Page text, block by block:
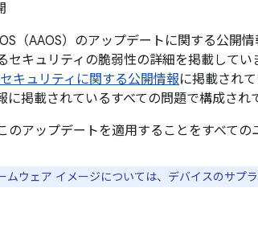
（AAOS）のアップデートに関する公開
セキュリティの脆弱性の詳細を掲載してい
キュリティに関する公開情報に掲載され
に掲載されているすべての問題で構成され
のアップデートを適用することをすべての
ムウェア イメージについては、デバイスのサプ